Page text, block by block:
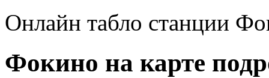
Онлайн табло станции
Фокино на карте